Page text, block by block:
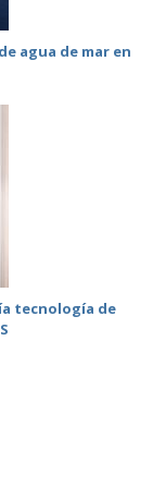
agua de mar en
tecnología de